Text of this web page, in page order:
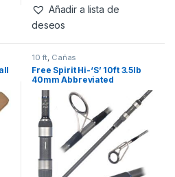
Añadir a lista de
deseos
10 ft Cañas
Free Spirit Hi-‘S’ 10ft 3.5lb
40mm Abbreviated